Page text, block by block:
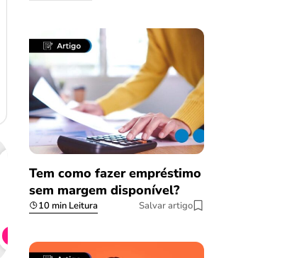
Tem como fazer empréstimo
sem margem disponível?
10 min Leitura Salvar artigo